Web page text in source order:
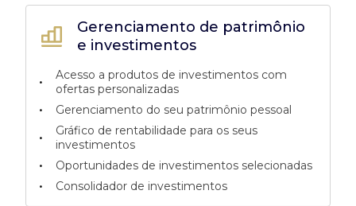
Gerenciamento de patrimônio
e investimentos
•
Acesso a produtos de investimentos com
ofertas personalizadas
• Gerenciamento do seu patrimônio pessoal
•
Gráfico de rentabilidade para os seus
investimentos
• Oportunidades de investimentos selecionadas
• Consolidador de investimentos